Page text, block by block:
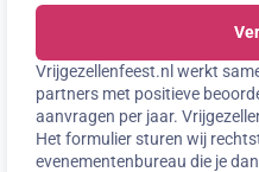
Vrijgezellenfeest.nl werkt
partners met positieve
aanvragen per jaar.
Het formulier sturen wij
evenementenbureau die je